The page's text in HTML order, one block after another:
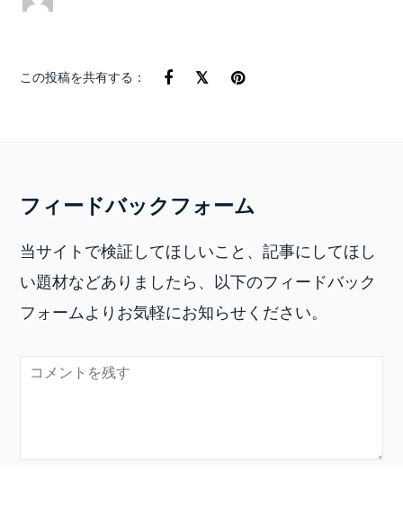
この投稿を共有する：
フィードバックフォーム
当サイトで検証してほしいこと、記事にしてほし
い題材などありましたら、以下のフィードバック
フォームよりお気軽にお知らせください。